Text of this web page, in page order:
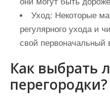
Уход: Некоторые
регулярного ухода и
свой первоначальный
Как выбрать
перегородки?